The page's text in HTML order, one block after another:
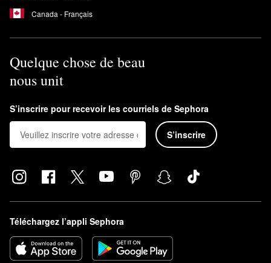
Canada - Français
Quelque chose de beau
nous unit
S’inscrire pour recevoir les courriels de Sephora
S’inscrire
Téléchargez l’appli Sephora